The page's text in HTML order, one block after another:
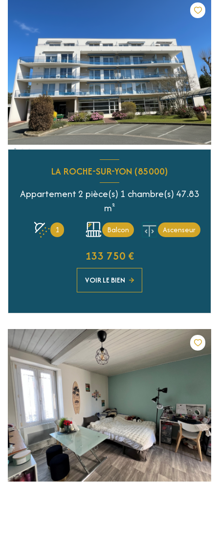
LA ROCHE-SUR-YON (85000)
Appartement 2 pièce(s) 1 chambre(s) 47.83
m²
1 Balcon Ascenseur
133 750 €
VOIR LE BIEN